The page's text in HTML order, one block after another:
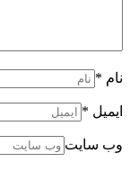
نام *
ایمیل *
وب سایت